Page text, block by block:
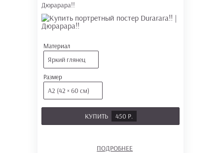
Дюрарара!!
Материал
Яркий глянец
Размер
А2 (42 × 60 см)
КУПИТЬ 450 Р.
ПОДРОБНЕЕ